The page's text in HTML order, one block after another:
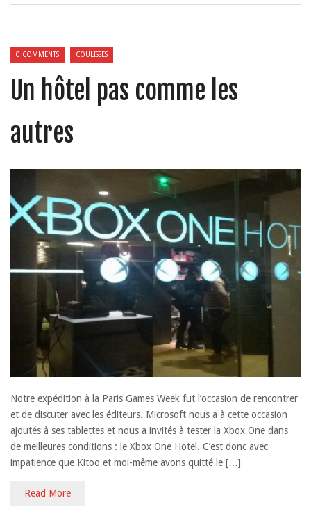
0 COMMENTS COULISSES
Un hôtel pas comme les
autres
Notre expédition à la Paris Games Week fut l’occasion de rencontrer
et de discuter avec les éditeurs. Microsoft nous a à cette occasion
ajoutés à ses tablettes et nous a invités à tester la Xbox One dans
de meilleures conditions : le Xbox One Hotel. C’est donc avec
impatience que Kitoo et moi-même avons quitté le […]
Read More